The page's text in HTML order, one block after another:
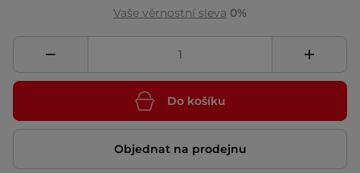
Vaše věrnostní sleva 0%
Do košíku
Objednat na prodejnu